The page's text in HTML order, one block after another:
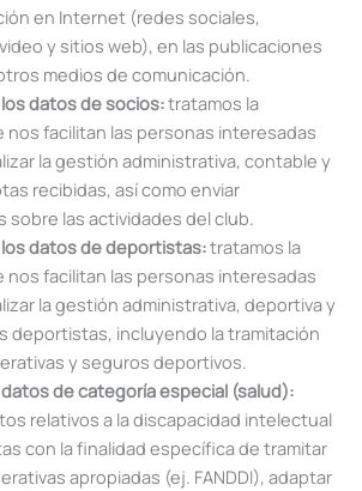
en Internet (redes sociales,
y sitios web), en las publicaciones
medios de comunicación.
datos de socios:tratamos la
nos facilitan las personas interesadas
la gestión administrativa, contable y
recibidas, así como enviar
sobre las actividades del club.
datos de deportistas:tratamos la
nos facilitan las personas interesadas
la gestión administrativa, deportiva y
deportistas, incluyendo la tramitación
y seguros deportivos.
de categoría especial (salud):
relativos a la discapacidad intelectual
con la finalidad específica de tramitar
apropiadas (ej. FANDDI), adaptar